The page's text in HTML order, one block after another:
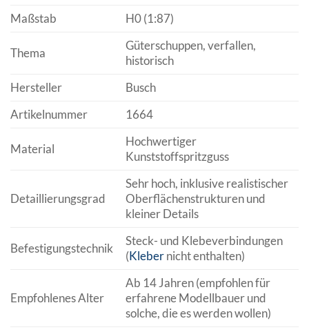
Maßstab
H0 (1:87)
Thema
Güterschuppen, verfallen,
historisch
Hersteller
Busch
Artikelnummer
1664
Material
Hochwertiger
Kunststoffspritzguss
Detaillierungsgrad
Sehr hoch, inklusive realistischer
Oberflächenstrukturen und
kleiner Details
Befestigungstechnik
Steck- und Klebeverbindungen
(Klebernicht enthalten)
Empfohlenes Alter
Ab 14 Jahren (empfohlen für
erfahrene Modellbauer und
solche, die es werden wollen)